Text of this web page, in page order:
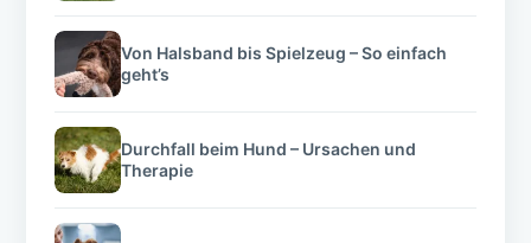
Von Halsband bis Spielzeug – So einfach
geht’s
Durchfall beim Hund – Ursachen und
Therapie